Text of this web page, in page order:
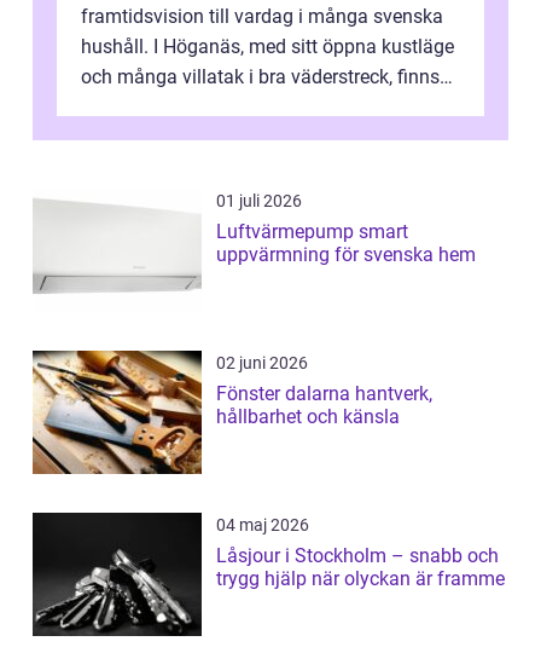
framtidsvision till vardag i många svenska
hushåll. I Höganäs, med sitt öppna kustläge
och många villatak i bra väderstreck, finns
01 juli 2026
Luftvärmepump smart
uppvärmning för svenska hem
02 juni 2026
Fönster dalarna hantverk,
hållbarhet och känsla
04 maj 2026
Låsjour i Stockholm – snabb och
trygg hjälp när olyckan är framme